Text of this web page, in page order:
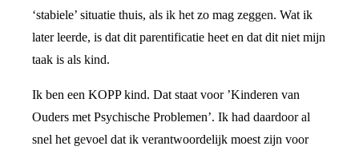
‘stabiele’ situatie thuis, als ik het zo mag zeggen. Wat ik
later leerde, is dat dit parentificatie heet en dat dit niet mijn
taak is als kind.
Ik ben een KOPP kind. Dat staat voor ’Kinderen van
Ouders met Psychische Problemen’. Ik had daardoor al
snel het gevoel dat ik verantwoordelijk moest zijn voor